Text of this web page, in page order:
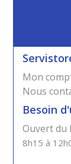
Mon
Nous
Besoin
Ouvert du
8h15 à